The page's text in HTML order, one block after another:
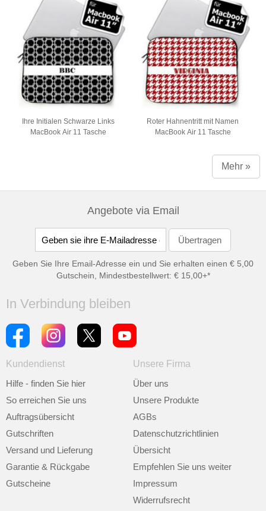
Ihre Initialen Schwarze Links
MacBook Air 11 Tasche
Roter Hahnentritt mit Namen
MacBook Air 11 Tasche
Mehr »
Angebote via Email
Geben Sie Ihre Email-Adresse ein und Sie erhalten einen € 5,00
Gutschein, Mindestbestellwert: € 15,00+*
In Verbindung bleiben
Kundendienst
Hilfe - finden Sie hier
So erreichen Sie uns
Auftragsübersicht
Gutschriften
Versand und Lieferung
Garantie & Rückgabe
Gutscheine
Unsere Firma
Über uns
Unsere Produkte
AGBs
Datenschutzrichtlinien
Übersicht
Empfehlen Sie uns weiter
Impressum
Widerrufsrecht